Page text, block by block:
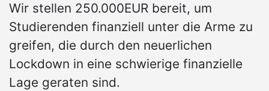
Wir stellen 250.000EUR bereit, um
Studierenden finanziell unter die Arme zu
greifen, die durch den neuerlichen
Lockdown in eine schwierige finanzielle
Lage geraten sind.